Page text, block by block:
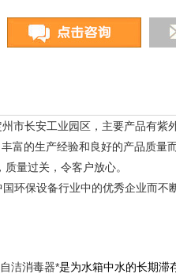
市长安工业园区，主要产品有紫
富的生产经验和良好的产品质量
量过关，令客户放心。
环保设备行业中的优秀企业而不
洁消毒器*是为水箱中水的长期滞